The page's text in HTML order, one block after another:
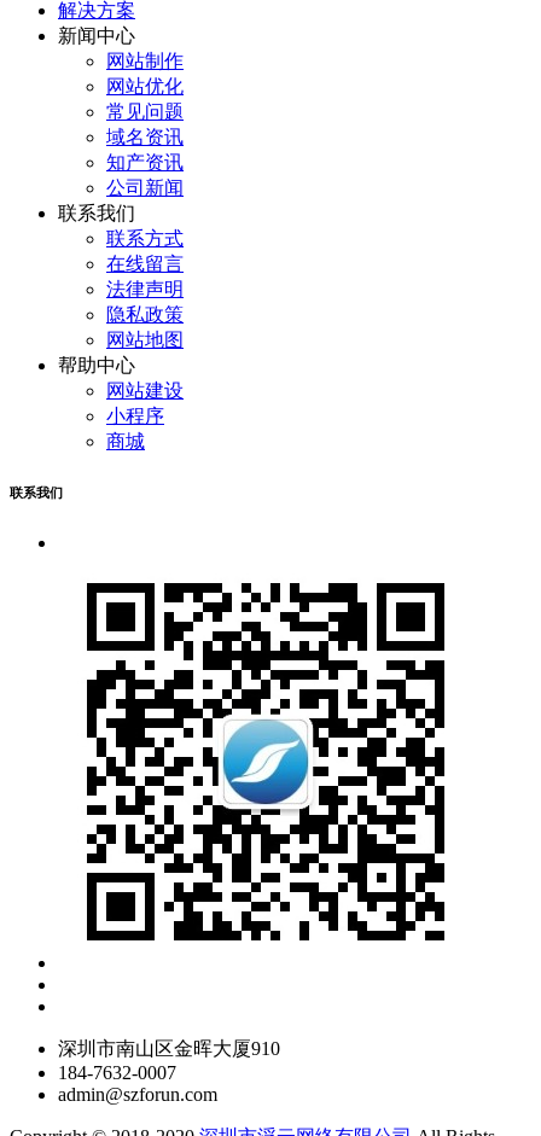
解决方案
新闻中心
网站制作
网站优化
常见问题
域名资讯
知产资讯
公司新闻
联系我们
联系方式
在线留言
法律声明
隐私政策
网站地图
帮助中心
网站建设
小程序
商城
联系我们
深圳市南山区金晖大厦910
184-7632-0007
admin@szforun.com